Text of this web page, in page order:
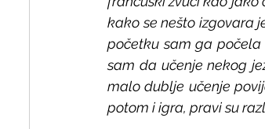
kako se nešto izgovara
početku sam ga počela
sam da učenje nekog
malo dublje učenje
potom i igra, pravi su